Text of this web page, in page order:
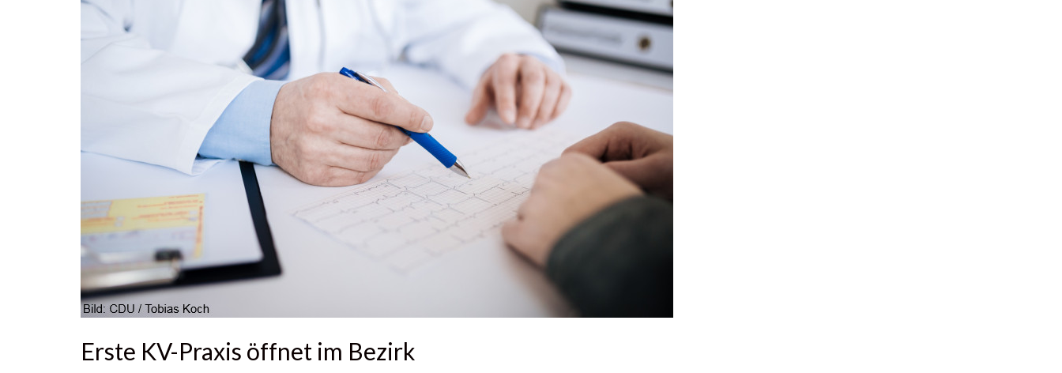
Erste KV-Praxis öffnet im Bezirk